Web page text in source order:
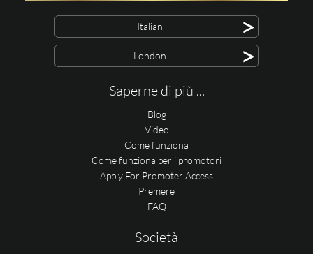
Italian >
London >
Saperne di più ...
Blog
Video
Come funziona
Come funziona per i promotori
Apply For Promoter Access
Premere
FAQ
Società